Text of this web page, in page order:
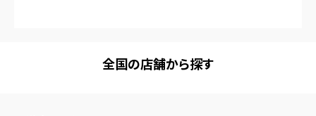
全国の店舗から探す